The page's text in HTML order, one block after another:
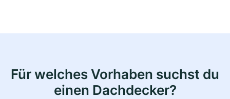
Für welches Vorhaben suchst du
einen Dachdecker?